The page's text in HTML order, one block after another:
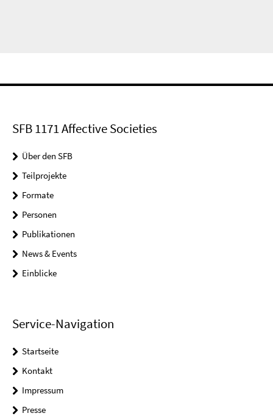
SFB 1171 Affective Societies
Über den SFB
Teilprojekte
Formate
Personen
Publikationen
News & Events
Einblicke
Service-Navigation
Startseite
Kontakt
Impressum
Presse